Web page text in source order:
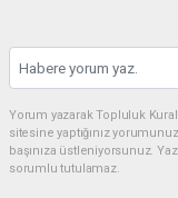
Yorum yazarak Topluluk
sitesine yaptığınız
başınıza üstleniyorsunuz.
sorumlu tutulamaz.